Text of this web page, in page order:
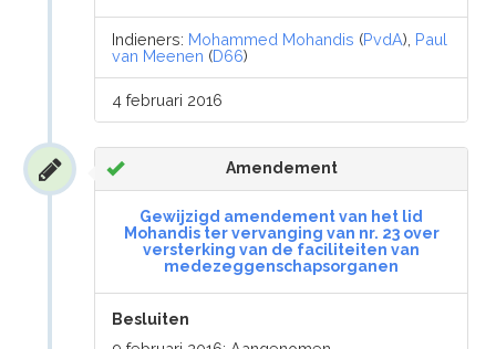
Indieners: Mohammed Mohandis (PvdA), Paul
van Meenen (D66)
4 februari 2016
Amendement
Gewijzigd amendement van het lid
Mohandis ter vervanging van nr. 23 over
versterking van de faciliteiten van
medezeggenschapsorganen
Besluiten